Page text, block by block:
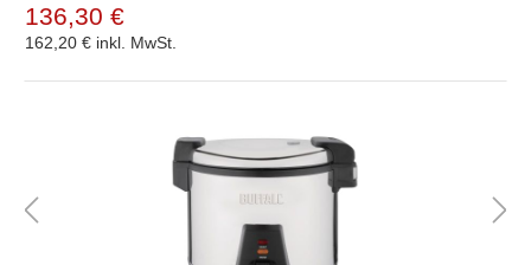
136,30 €
162,20 € inkl. MwSt.